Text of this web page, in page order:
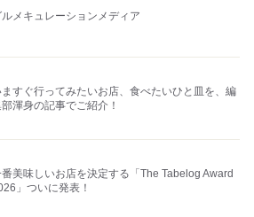
ルメキュレーションメディア
ますぐ行ってみたいお店、食べたいひと皿を、編
渾身の記事でご紹介！
美味しいお店を決定する「The Tabelog Award
」ついに発表！